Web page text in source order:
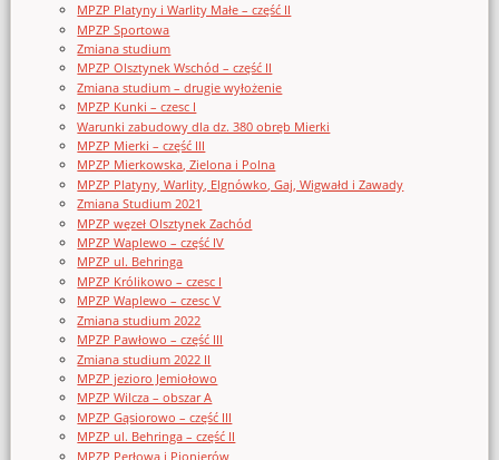
MPZP Platyny i Warlity Małe – część II
MPZP Sportowa
Zmiana studium
MPZP Olsztynek Wschód – część II
Zmiana studium – drugie wyłożenie
MPZP Kunki – czesc I
Warunki zabudowy dla dz. 380 obręb Mierki
MPZP Mierki – część III
MPZP Mierkowska, Zielona i Polna
MPZP Platyny, Warlity, Elgnówko, Gaj, Wigwałd i Zawady
Zmiana Studium 2021
MPZP węzeł Olsztynek Zachód
MPZP Waplewo – część IV
MPZP ul. Behringa
MPZP Królikowo – czesc I
MPZP Waplewo – czesc V
Zmiana studium 2022
MPZP Pawłowo – część III
Zmiana studium 2022 II
MPZP jezioro Jemiołowo
MPZP Wilcza – obszar A
MPZP Gąsiorowo – część III
MPZP ul. Behringa – część II
MPZP Perłowa i Pionierów